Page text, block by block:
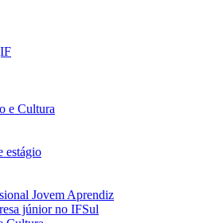
e Cultura
estágio
Jovem Aprendiz
júnior no IFSul